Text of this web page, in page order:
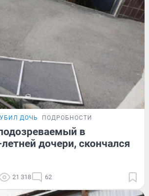
ДОЧЬ ПОДРОБНОСТИ
в
дочери, скончался
21 318 62